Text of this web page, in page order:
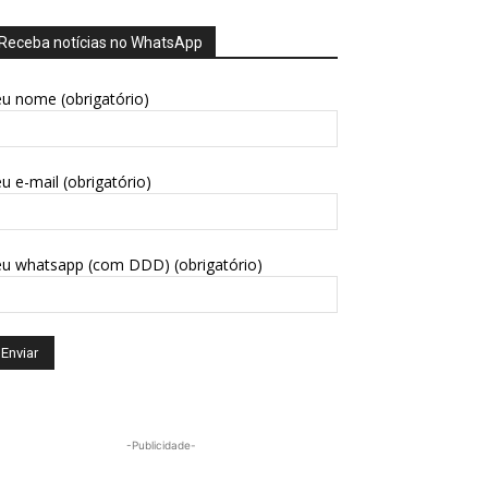
Receba notícias no WhatsApp
nome (obrigatório)
e-mail (obrigatório)
whatsapp (com DDD) (obrigatório)
-Publicidade-